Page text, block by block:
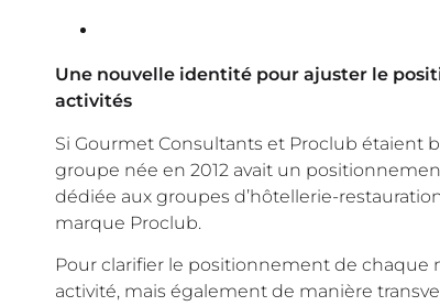
Une nouvelle identité pour ajuster le
activités
Si Gourmet Consultants et Proclub étaient
groupe née en 2012 avait un
dédiée aux groupes d’hôtellerie-
marque Proclub.
Pour clarifier le positionnement de chaque
activité, mais également de manière